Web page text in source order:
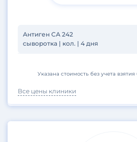
Антиген СА 242
сыворотка | кол. | 4 дня
Все цены клиники
Указана стоимость без учета